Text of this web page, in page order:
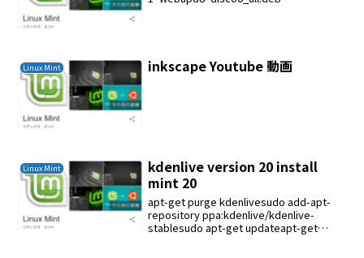
Linux Mint inkscape Youtube 動画
Linux Mint
kdenlive version 20 install
mint 20
apt-get purge kdenlivesudo add-apt-
repository ppa:kdenlive/kdenlive-
stablesudo apt-get updateapt-get